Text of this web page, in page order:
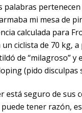
palabras
mi mesa de
calculada para
un ciclista de 70 kg,
de “milagroso”
(pido disculpas
está seguro de sus
tener razón,